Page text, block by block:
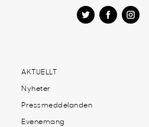
AKTUELLT
Nyheter
Pressmeddelanden
Evenemang